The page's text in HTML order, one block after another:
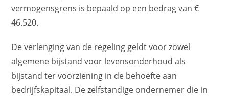
vermogensgrens is bepaald op een bedrag van €
46.520.
De verlenging van de regeling geldt voor zowel
algemene bijstand voor levensonderhoud als
bijstand ter voorziening in de behoefte aan
bedrijfskapitaal. De zelfstandige ondernemer die in